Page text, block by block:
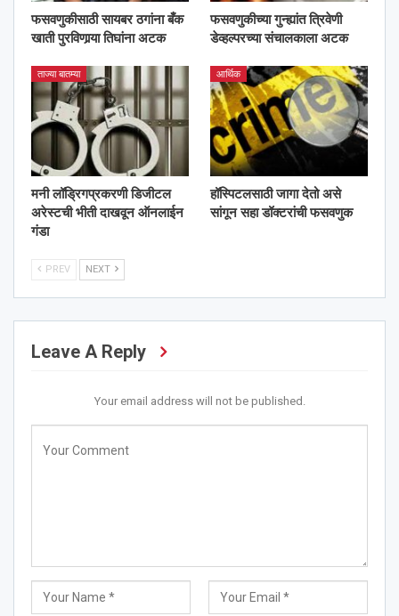
फसवणुकीसाठी सायबर ठगांना बँक
खाती पुरविणार्‍या तिघांना अटक
फसवणुकीच्या गुन्ह्यांत त्रिवेणी
डेव्हल्परच्या संचालकाला अटक
ताज्या बातम्या
मनी लॉड्रिगप्रकरणी डिजीटल
अरेस्टची भीती दाखवून ऑनलाईन
गंडा
आर्थिक
हॉस्पिटलसाठी जागा देतो असे
सांगून सहा डॉक्टरांची फसवणुक
PREV NEXT
Leave A Reply
Your email address will not be published.